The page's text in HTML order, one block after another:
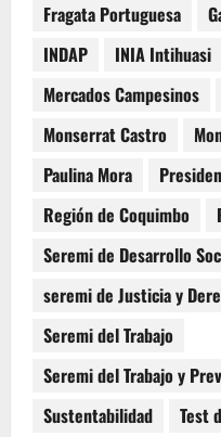
Fragata Portuguesa
INDAP
INIA Intihuasi
Mercados Campesinos
Monserrat Castro
Paulina Mora
Región de Coquimbo
Seremi de Desarrollo
seremi de Justicia y
Seremi del Trabajo
Seremi del Trabajo y
Sustentabilidad
Test